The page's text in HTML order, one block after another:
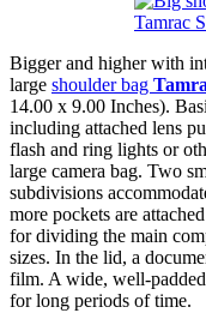
Tamrac
Bigger and higher with
large shoulder bag
14.00 x 9.00 Inches).
including attached lens
flash and ring lights or
large camera bag. Two
subdivisions
more pockets are
for dividing the main
sizes. In the lid, a
film. A wide, well-
for long periods of time.